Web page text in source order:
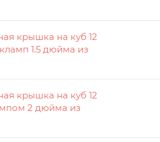
крышка на куб 12
1.5 дюйма из
крышка на куб 12
2 дюйма из